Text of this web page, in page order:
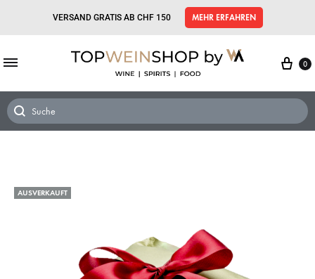
VERSAND GRATIS AB CHF 150 MEHR ERFAHREN
0
AUSVERKAUFT